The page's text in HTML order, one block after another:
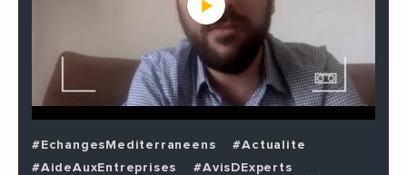
#EchangesMediterraneens
#Actualite
#AideAuxEntreprises
#AvisDExperts